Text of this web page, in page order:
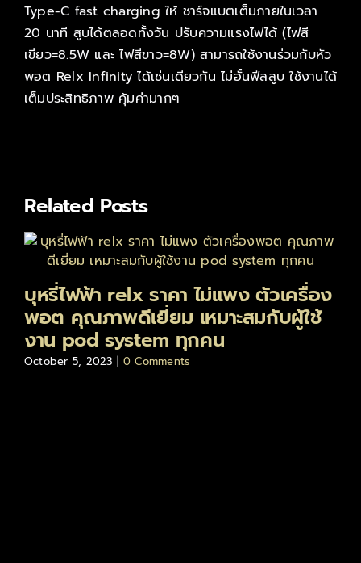
Type-C fast charging ให้ ชาร์จแบตเต็มภายในเวลา
20 นาที สูบได้ตลอดทั้งวัน ปรับความแรงไฟได้ (ไฟสี
เขียว=8.5W และ ไฟสีขาว=8W) สามารถใช้งานร่วมกับหัว
พอต Relx Infinity ได้เช่นเดียวกัน ไม่อั้นฟีลสูบ ใช้งานได้
เต็มประสิทธิภาพ คุ้มค่ามากๆ
Related Posts
บุหรี่ไฟฟ้า relx ราคา ไม่แพง ตัวเครื่อง
พอต คุณภาพดีเยี่ยม เหมาะสมกับผู้ใช้
งาน pod system ทุกคน
October 5, 2023 0 Comments